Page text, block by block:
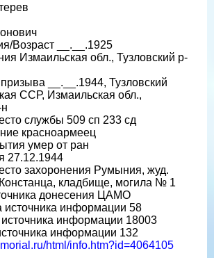
Возраст __.__.1925
Измаильская обл., Тузловский р-
__.__.1944, Тузловский
ССР, Измаильская обл.,
службы 509 сп 233 сд
красноармеец
умер от ран
27.12.1944
захоронения Румыния, жуд.
Констанца, кладбище, могила № 1
донесения ЦАМО
информации 58
информации 18003
информации 132
html/info.htm?id=4064105